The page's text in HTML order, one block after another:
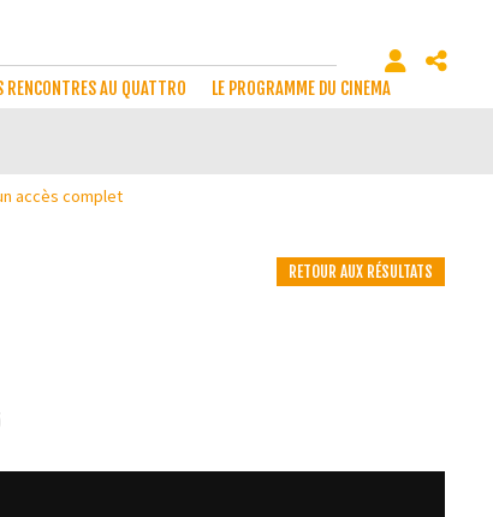
RENCONTRES AU QUATTRO LE PROGRAMME DU CINÉMA
accès complet
RETOUR AUX RÉSULTATS